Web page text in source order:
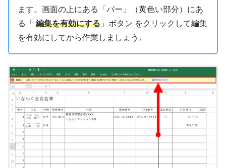
ます。画面の上にある「バー」（黄色い部分）にあ
る「編集を有効にする 」ボタン をクリックして編集
を有効にしてから作業しましょう。